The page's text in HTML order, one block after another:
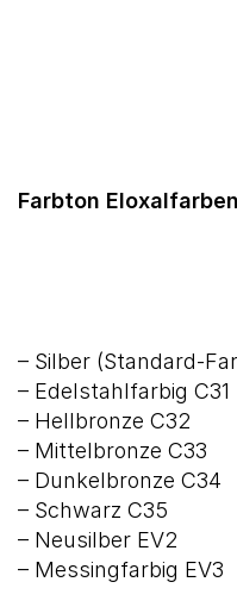
Farbton
– Silber (Standard-
– Edelstahlfarbig C31
– Hellbronze C32
– Mittelbronze C33
– Dunkelbronze C34
– Schwarz C35
– Neusilber EV2
– Messingfarbig EV3